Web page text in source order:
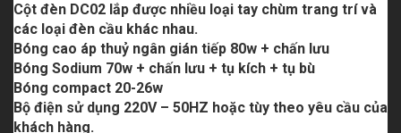
Cột đèn DC02 lắp được nhiều loại tay chùm trang trívà
các loại đèn cầu khác nhau.
Bóng cao áp thuỷ ngân gián tiếp 80w + chấn lưu
Bóng Sodium 70w + chấn lưu + tụ kích + tụ bù
Bóng compact 20-26w
Bộ điện sử dụng 220V – 50HZ hoặc tùy theo yêu cầu của
khách hàng.